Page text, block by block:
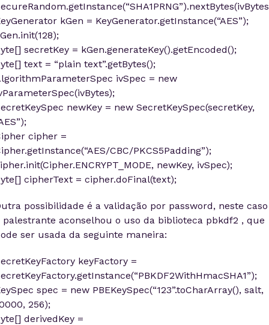
kGen = KeyGenerator.getInstance(“AES”);
secretKey = kGen.generateKey().getEncoded();
text = “plain text”.getBytes();
ivSpec = new
newKey = new SecretKeySpec(secretKey,
cipher =
CBC/PKCS5Padding”);
newKey, ivSpec);
cipherText = cipher.doFinal(text);
possibilidade é a validação por password, neste caso
palestrante aconselhou o uso da biblioteca pbkdf2 , que
ser usada da seguinte maneira:
keyFactory =
spec = new PBEKeySpec(“123”.toCharArray(), salt,
256);
derivedKey =